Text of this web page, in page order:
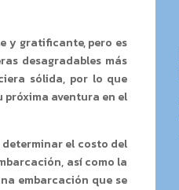
y gratificante, pero es
desagradables más
sólida, por lo que
aventura en el
determinar el costo del
así como la
embarcación que se